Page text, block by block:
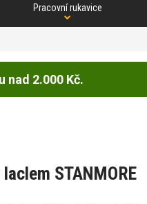
Pracovní rukavice
nad 2.000 Kč.
STANMORE